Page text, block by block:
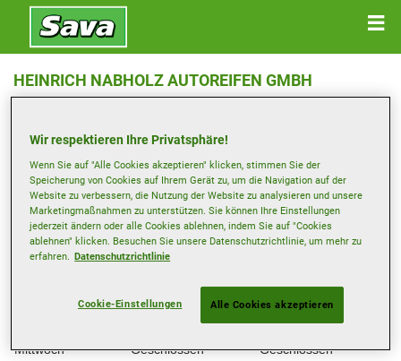
HEINRICH NABHOLZ AUTOREIFEN GMBH
Telefonnummer anzeigen
nuernberg-ostend@nabholz.de
Öffnungszeiten
Geschlossen
Geschlossen
Mittwoch
Geschlossen
Geschlossen
Wir respektieren Ihre Privatsphäre!
Wenn Sie auf "Alle Cookies akzeptieren" klicken, stimmen Sie der
Speicherung von Cookies auf Ihrem Gerät zu, um die Navigation auf der
Website zu verbessern, die Nutzung der Website zu analysieren und unsere
Marketingmaßnahmen zu unterstützen. Sie können Ihre Einstellungen
jederzeit ändern oder alle Cookies ablehnen, indem Sie auf "Cookies
ablehnen" klicken. Besuchen Sie unsere Datenschutzrichtlinie, um mehr zu
erfahren. Datenschutzrichtlinie
Cookie-Einstellungen Alle Cookies akzeptieren